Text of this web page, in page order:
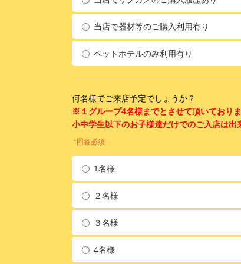
当店で器材等のご購入利用有り
ペットホテルのみ利用有り
何名様でご来店予定でしょうか？
※１グループ4名様までとさせて頂いておりま
小中学生以下のお子様達だけでのご入店は
*回答必須
1名様
２名様
３名様
4名様